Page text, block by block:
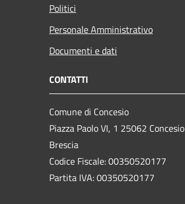
Politici
Personale Amministrativo
Documenti e dati
CONTATTI
Comune di Concesio
Piazza Paolo VI, 1 25062 Concesio
Brescia
Codice Fiscale: 00350520177
Partita IVA: 00350520177